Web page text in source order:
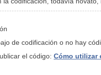
de codificación o no hay
el código: Cómo utilizar